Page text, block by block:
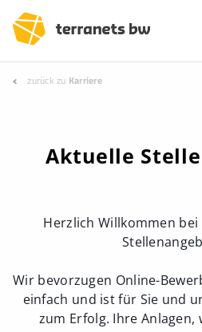
zurück zu Karriere
Aktuelle
Herzlich Willkommen
Wir bevorzugen Online-
einfach und ist für Sie und
zum Erfolg. Ihre Anlagen,